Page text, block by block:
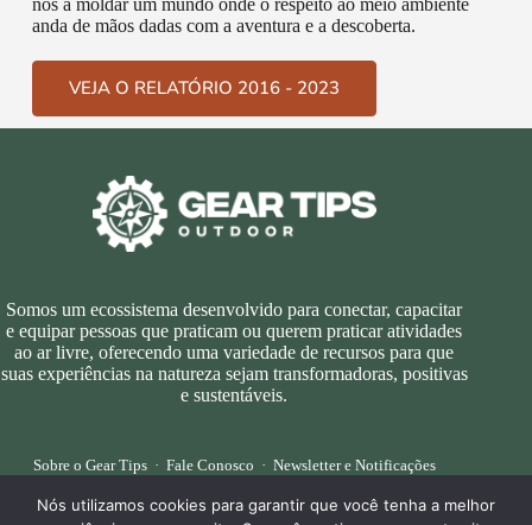
nos a moldar um mundo onde o respeito ao meio ambiente
anda de mãos dadas com a aventura e a descoberta.
VEJA O RELATÓRIO 2016 - 2023
Somos um ecossistema desenvolvido para conectar, capacitar
e equipar pessoas que praticam ou querem praticar atividades
ao ar livre, oferecendo uma variedade de recursos para que
suas experiências na natureza sejam transformadoras, positivas
e sustentáveis.
Sobre o Gear Tips· Fale Conosco · Newsletter e Notificações
Nós utilizamos cookies para garantir que você tenha a melhor